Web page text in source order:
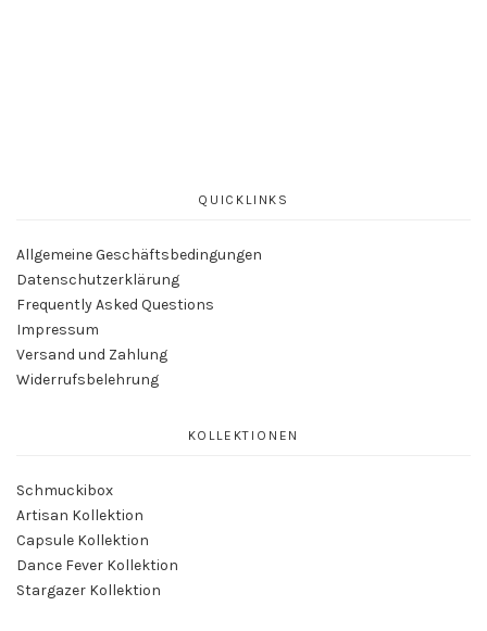
QUICKLINKS
Allgemeine Geschäftsbedingungen
Datenschutzerklärung
Frequently Asked Questions
Impressum
Versand und Zahlung
Widerrufsbelehrung
KOLLEKTIONEN
Schmuckibox
Artisan Kollektion
Capsule Kollektion
Dance Fever Kollektion
Stargazer Kollektion